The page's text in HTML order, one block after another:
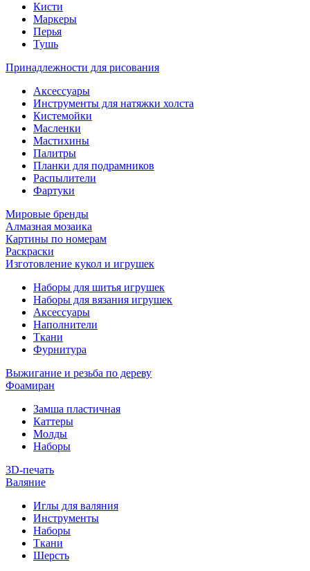
Кисти
Маркеры
Перья
Тушь
Принадлежности для рисования
Аксессуары
Инструменты для натяжки холста
Кистемойки
Масленки
Мастихины
Палитры
Планки для подрамников
Распылители
Фартуки
Мировые бренды
Алмазная мозаика
Картины по номерам
Раскраски
Изготовление кукол и игрушек
Наборы для шитья игрушек
Наборы для вязания игрушек
Аксессуары
Наполнители
Ткани
Фурнитура
Выжигание и резьба по дереву
Фоамиран
Замша пластичная
Каттеры
Молды
Наборы
3D-печать
Валяние
Иглы для валяния
Инструменты
Наборы
Ткани
Шерсть